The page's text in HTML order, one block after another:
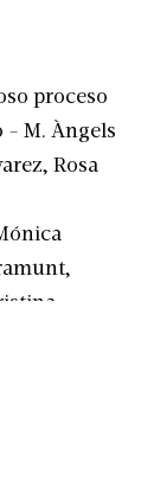
proceso
- M. Àngels
Rosa